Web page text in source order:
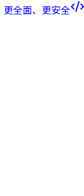
全面、更安全